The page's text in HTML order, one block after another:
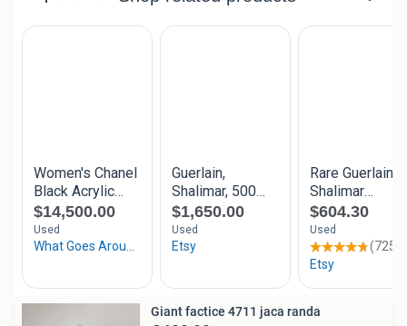
Giant factice 4711 jaca randa